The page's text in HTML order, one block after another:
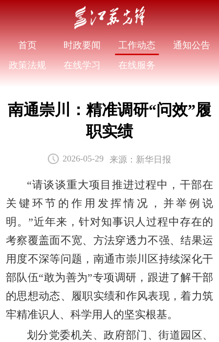
首页 时政要闻 工作动态
通知公告
政策法规
在线学习 在线服务
南通崇川：精准调研“问效”履
职实绩
2026-05-29 来源：新华日报
“请谈谈重大项目推进过程中，干部在
关键环节的作用发挥情况，并举例说
明。”近年来，针对知事识人过程中存在的
考察覆盖面不宽、方法穿透力不强、结果运
用度不深等问题，南通市崇川区持续深化干
部队伍“敢为善为”专项调研，跟进了解干部
的思想动态、履职实绩和作风表现，着力筑
牢精准识人、科学用人的坚实根基。
划分党委机关、政府部门、街道园区、